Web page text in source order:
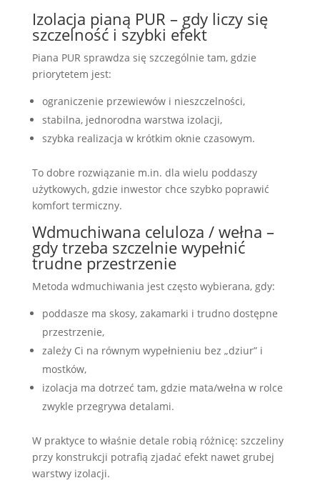
Izolacja pianą PUR – gdy liczy się
szczelność i szybki efekt
Piana PUR sprawdza się szczególnie tam, gdzie
priorytetem jest:
ograniczenie przewiewów i nieszczelności,
stabilna, jednorodna warstwa izolacji,
szybka realizacja w krótkim oknie czasowym.
To dobre rozwiązanie m.in. dla wielu poddaszy
użytkowych, gdzie inwestor chce szybko poprawić
komfort termiczny.
Wdmuchiwana celuloza / wełna –
gdy trzeba szczelnie wypełnić
trudne przestrzenie
Metoda wdmuchiwania jest często wybierana, gdy:
poddasze ma skosy, zakamarki i trudno dostępne
przestrzenie,
zależy Ci na równym wypełnieniu bez „dziur” i
mostków,
izolacja ma dotrzeć tam, gdzie mata/wełna w rolce
zwykle przegrywa detalami.
W praktyce to właśnie detale robią różnicę: szczeliny
przy konstrukcji potrafią zjadać efekt nawet grubej
warstwy izolacji.